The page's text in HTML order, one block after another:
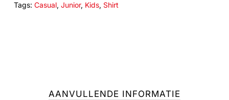
Tags: Casual, Junior, Kids, Shirt
AANVULLENDE INFORMATIE